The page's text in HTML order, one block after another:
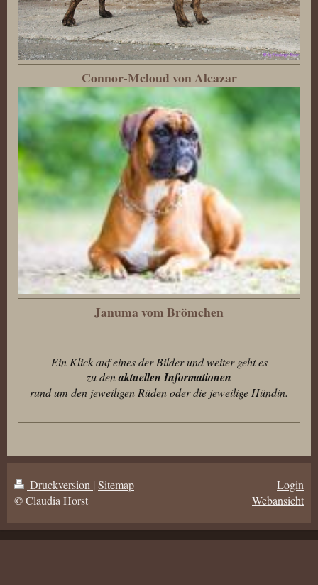
Connor-Mcloud von Alcazar
Januma vom Brömchen
Ein Klick auf eines der Bilder und weiter geht es
zu denaktuellen Informationen
rund um den jeweiligen Rüden oder die jeweilige Hündin.
Druckversion | Sitemap
© Claudia Horst
Login
Webansicht